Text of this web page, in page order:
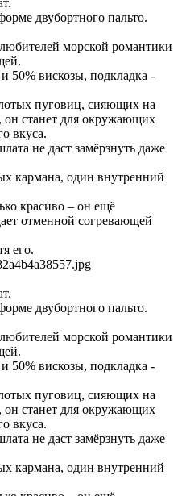
двубортного пальто.
морской романтики
50% вискозы, подкладка -
пуговиц, сияющих на
он станет для окружающих
вкуса.
не даст замёрзнуть даже
кармана, один внутренний
красиво – он ещё
отменной согревающей
его.
двубортного пальто.
морской романтики
50% вискозы, подкладка -
пуговиц, сияющих на
он станет для окружающих
вкуса.
не даст замёрзнуть даже
кармана, один внутренний